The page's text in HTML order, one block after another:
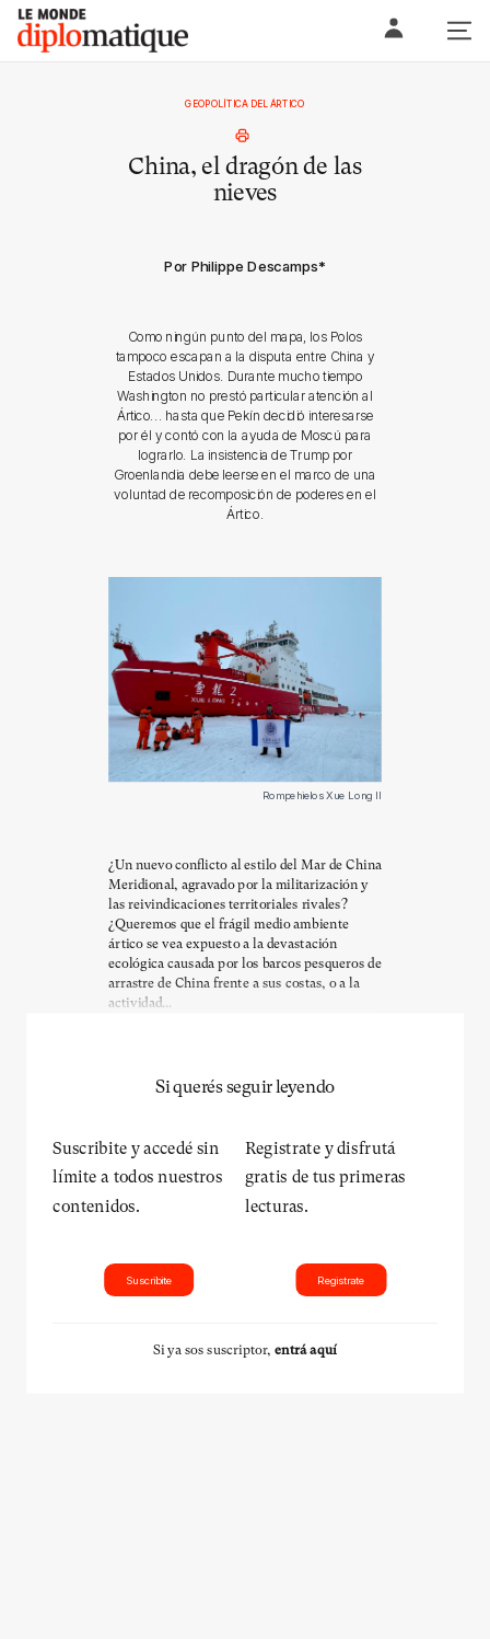
Skip
content
Le monde diplomatique
GEOPOLÍTICA DEL ÁRTICO
China, el dragón de las
nieves
Por Philippe Descamps*
Como ningún punto del mapa, los Polos
tampoco escapan a la disputa entre China y
Estados Unidos. Durante mucho tiempo
Washington no prestó particular atención al
Ártico... hasta que Pekín decidió interesarse
por él y contó con la ayuda de Moscú para
lograrlo. La insistencia de Trump por
Groenlandia debe leerse en el marco de una
voluntad de recomposición de poderes en el
Ártico.
Rompehielos Xue Long II
¿Un nuevo conflicto al estilo del Mar de China
Meridional, agravado por la militarización y
las reivindicaciones territoriales rivales?
¿Queremos que el frágil medio ambiente
ártico se vea expuesto a la devastación
ecológica causada por los barcos pesqueros de
arrastre de China frente a sus costas, o a la
actividad...
Si querés seguir leyendo
Suscribite y accedé sin
límite a todos nuestros
contenidos.
Suscribite
Registrate y disfrutá
gratis de tus primeras
lecturas.
Registrate
Si ya sos suscriptor, entrá aquí